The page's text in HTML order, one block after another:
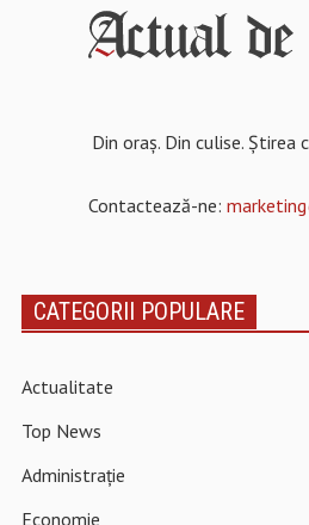
Din oraș. Din culise. Știrea
Contactează-ne:
CATEGORII POPULARE
Actualitate
Top News
Administrație
Economie